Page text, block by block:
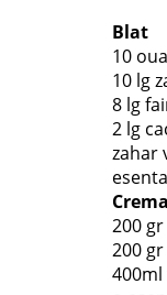
Blat
10 oua
10 lg
8 lg
2 lg
zahar
Crema
200
200